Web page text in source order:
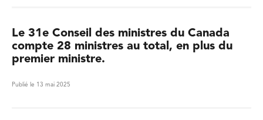
Le 31e Conseil des ministres du Canada
compte 28 ministres au total, en plus du
premier ministre.
Publié le 13 mai 2025